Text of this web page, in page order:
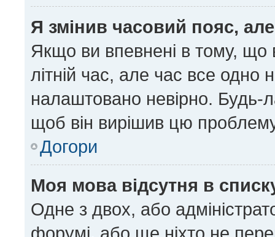
Я змінив часовий пояс,
Якщо ви впевнені в тому, що
літній час, але час все одно
налаштовано невірно. Будь-
щоб він вирішив цю
Догори
Моя мова відсутня в
Одне з двох, або